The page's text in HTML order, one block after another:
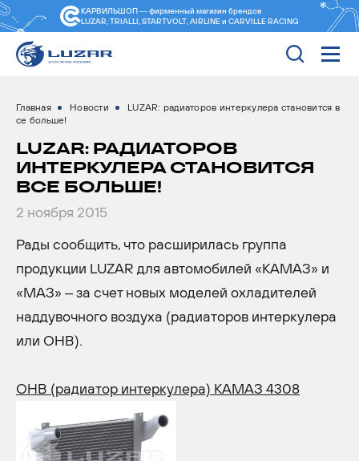
КАРВИЛЬШОП — фирменный магазин брендов
LUZAR, TRIALLI, STARTVOLT, AIRLINE и CARVILLE RACING
Главная Новости
LUZAR: радиаторов интеркулера становится в
се больше!
LUZAR: РАДИАТОРОВ
ИНТЕРКУЛЕРА СТАНОВИТСЯ
ВСЕ БОЛЬШЕ!
2 ноября 2015
Рады сообщить, что расширилась группа
продукции LUZAR для автомобилей «КАМАЗ» и
«МАЗ» – за счет новых моделей охладителей
наддувочного воздуха (радиаторов интеркулера
или ОНВ).
ОНВ (радиатор интеркулера) КАМАЗ 4308